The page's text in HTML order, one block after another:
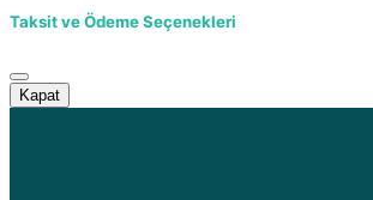
Taksit ve Ödeme Seçenekleri
Kapat